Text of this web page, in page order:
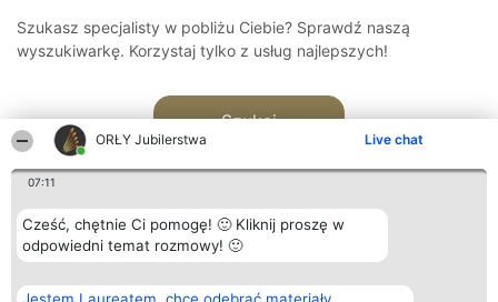
ORŁY Jubilerstwa Live chat
07:11
Cześć, chętnie Ci pomogę! 🙂 Kliknij proszę w
odpowiedni temat rozmowy! 🙂
Szukasz specjalisty w pobliżu Ciebie? Sprawdź naszą
wyszukiwarkę. Korzystaj tylko z usług najlepszych!
Szukaj
Organizator plebiscytu Plebiscyt Kontakt